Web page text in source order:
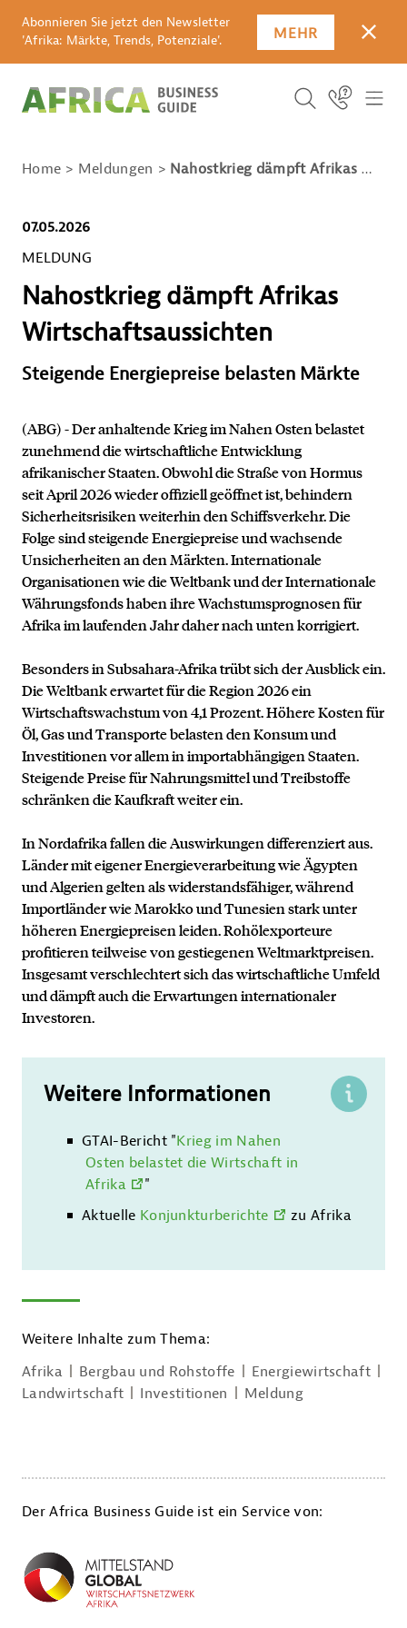
Abonnieren Sie jetzt den Newsletter
'Afrika: Märkte, Trends, Potenziale'.
MEHR
ICON
SUCHBEGRIFF
SUCHEN
Icon Link
Home Meldungen Nahostkrieg dämpft Afrikas Wirtschaftsaussichten
07.05.2026
MELDUNG
Nahostkrieg dämpft Afrikas
Wirtschaftsaussichten
Steigende Energiepreise belasten Märkte
(ABG) - Der anhaltende Krieg im Nahen Osten belastet
zunehmend die wirtschaftliche Entwicklung
afrikanischer Staaten. Obwohl die Straße von Hormus
seit April 2026 wieder offiziell geöffnet ist, behindern
Sicherheitsrisiken weiterhin den Schiffsverkehr. Die
Folge sind steigende Energiepreise und wachsende
Unsicherheiten an den Märkten. Internationale
Organisationen wie die Weltbank und der Internationale
Währungsfonds haben ihre Wachstumsprognosen für
Afrika im laufenden Jahr daher nach unten korrigiert.
Besonders in Subsahara-Afrika trübt sich der Ausblick ein.
Die Weltbank erwartet für die Region 2026 ein
Wirtschaftswachstum von 4,1 Prozent. Höhere Kosten für
Öl, Gas und Transporte belasten den Konsum und
Investitionen vor allem in importabhängigen Staaten.
Steigende Preise für Nahrungsmittel und Treibstoffe
schränken die Kaufkraft weiter ein.
In Nordafrika fallen die Auswirkungen differenziert aus.
Länder mit eigener Energieverarbeitung wie Ägypten
und Algerien gelten als widerstandsfähiger, während
Importländer wie Marokko und Tunesien stark unter
höheren Energiepreisen leiden. Rohölexporteure
profitieren teilweise von gestiegenen Weltmarktpreisen.
Insgesamt verschlechtert sich das wirtschaftliche Umfeld
und dämpft auch die Erwartungen internationaler
Investoren.
Weitere Informationen
GTAI-Bericht "Krieg im Nahen
Osten belastet die Wirtschaft in
Afrika
"
Aktuelle Konjunkturberichte zu Afrika
Weitere Inhalte zum Thema:
Afrika
Bergbau und Rohstoffe
Energiewirtschaft
Landwirtschaft
Investitionen Meldung
Der Africa Business Guide ist ein Service von:
Kontakt